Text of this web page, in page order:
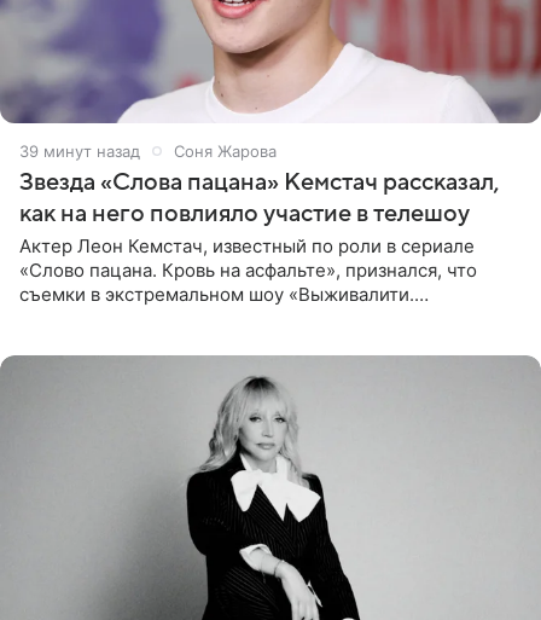
40 минут назад Соня Жарова
Звезда «Слова пацана» Кемстач рассказал,
как на него повлияло участие в телешоу
Актер Леон Кемстач, известный по роли в сериале
«Слово пацана. Кровь на асфальте», признался, что
съемки в экстремальном шоу «Выживалити.